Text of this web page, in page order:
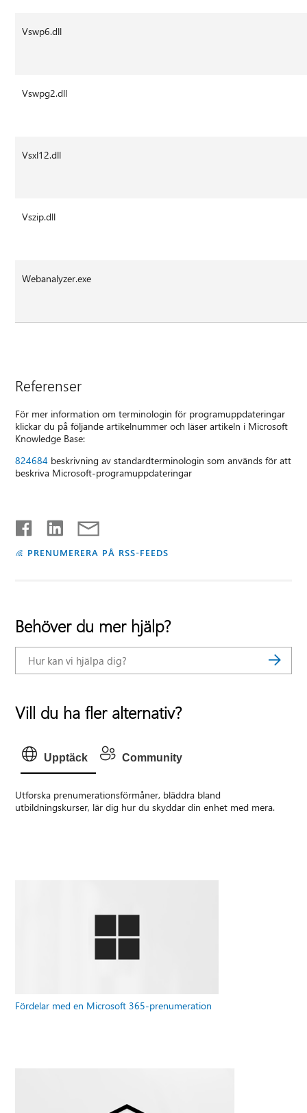
Vswp6.dll
Vswpg2.dll
Vsxl12.dll
Vszip.dll
Webanalyzer.exe
Referenser
För mer information om terminologin för programuppdateringar
klickar du på följande artikelnummer och läser artikeln i Microsoft
Knowledge Base:
824684 beskrivning av standardterminologin som används för att
beskriva Microsoft-programuppdateringar
PRENUMERERA PÅ RSS-FEEDS
Behöver du mer hjälp?
Vill du ha fler alternativ?
Upptäck Community
Utforska prenumerationsförmåner, bläddra bland
utbildningskurser, lär dig hur du skyddar din enhet med mera.
Fördelar med en Microsoft 365-prenumeration